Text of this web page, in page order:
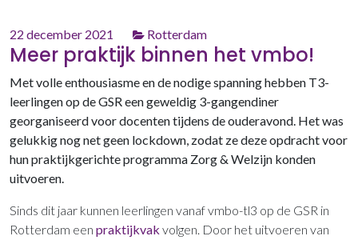
Gepubliceerd
op
22 december 2021 Rotterdam
Meer praktijk binnen het vmbo!
Met volle enthousiasme en de nodige spanning hebben T3-
leerlingen op de GSR een geweldig 3-gangendiner
georganiseerd voor docenten tijdens de ouderavond. Het was
gelukkig nog net geen lockdown, zodat ze deze opdracht voor
hun praktijkgerichte programma Zorg & Welzijn konden
uitvoeren.
Sinds dit jaar kunnen leerlingen vanaf vmbo-tl3 op de GSR in
Rotterdam een praktijkvak volgen. Door het uitvoeren van